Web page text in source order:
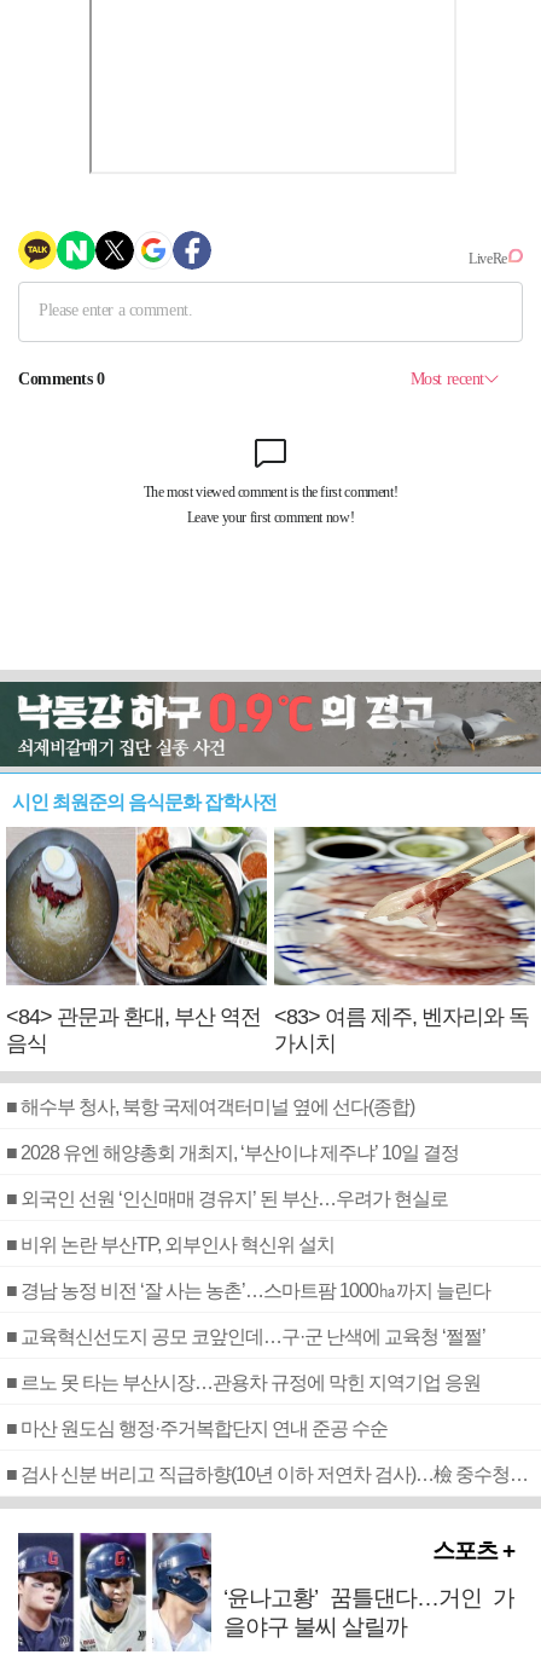
시인 최원준의 음식문화 잡학사전
<84> 관문과 환대, 부산 역전
음식
<83> 여름 제주, 벤자리와 독
가시치
■ 해수부 청사, 북항 국제여객터미널 옆에 선다(종합)
■ 2028 유엔 해양총회 개최지, ‘부산이냐 제주냐’ 10일 결정
■ 외국인 선원 ‘인신매매 경유지’ 된 부산…우려가 현실로
■ 비위 논란 부산TP, 외부인사 혁신위 설치
■ 경남 농정 비전 ‘잘 사는 농촌’…스마트팜 1000㏊까지 늘린다
■ 교육혁신선도지 공모 코앞인데…구·군 난색에 교육청 ‘쩔쩔’
■ 르노 못 타는 부산시장…관용차 규정에 막힌 지역기업 응원
■ 마산 원도심 행정·주거복합단지 연내 준공 수순
■ 검사 신분 버리고 직급하향(10년 이하 저연차 검사)…檢 중수청행 기피
스포츠 +
‘윤나고황’ 꿈틀댄다…거인 가
을야구 불씨 살릴까